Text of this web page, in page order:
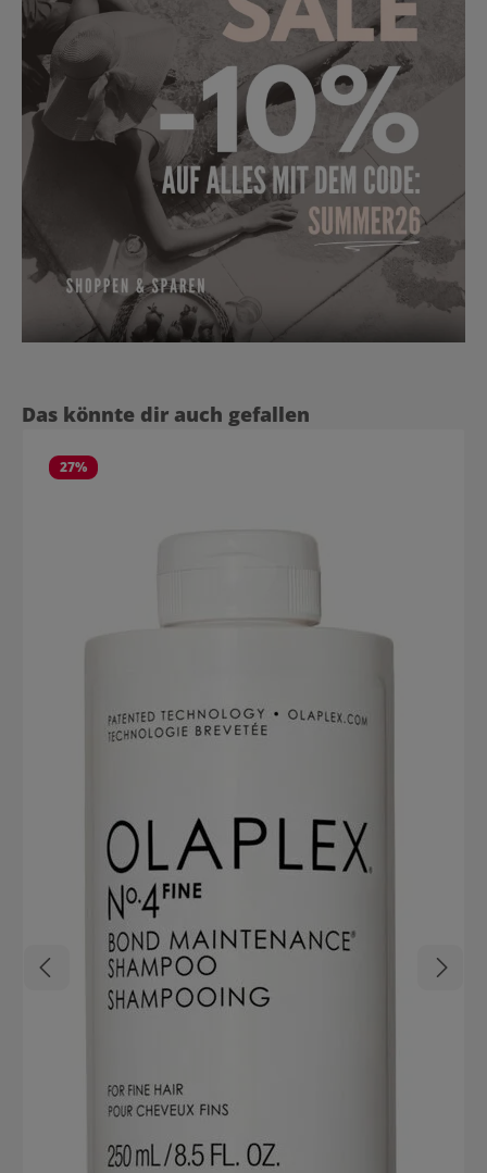
Produktgalerie überspringen
Das könnte dir auch gefallen
27%